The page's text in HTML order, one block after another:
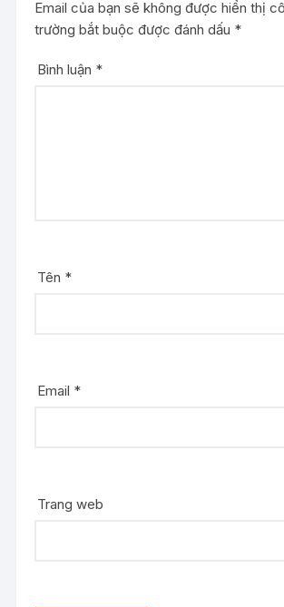
Email của bạn sẽ không được hiển thị
trường bắt buộc được đánh dấu *
Bình luận *
Tên *
Email *
Trang web